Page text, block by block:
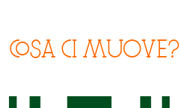
COSA CI MUOVE?